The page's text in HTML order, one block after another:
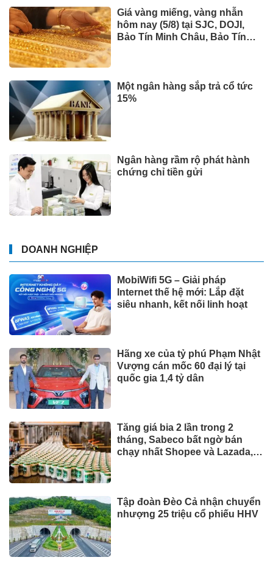
Giá vàng miếng, vàng nhẫn
hôm nay (5/8) tại SJC, DOJI,
Bảo Tín Minh Châu, Bảo Tín
Một ngân hàng sắp trả cổ tức
15%
Ngân hàng rầm rộ phát hành
chứng chỉ tiền gửi
DOANH NGHIỆP
MobiWifi 5G – Giải pháp
Internet thế hệ mới: Lắp đặt
siêu nhanh, kết nối linh hoạt
Hãng xe của tỷ phú Phạm Nhật
Vượng cán mốc 60 đại lý tại
quốc gia 1,4 tỷ dân
Tăng giá bia 2 lần trong 2
tháng, Sabeco bất ngờ bán
chạy nhất Shopee và Lazada,
Tập đoàn Đèo Cả nhận chuyển
nhượng 25 triệu cổ phiếu HHV